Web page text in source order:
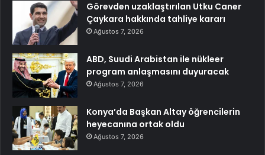
Görevden uzaklaştırılan Utku Caner
Çaykara hakkında tahliye kararı
Ağustos 7, 2026
ABD, Suudi Arabistan ile nükleer
program anlaşmasını duyuracak
Ağustos 7, 2026
Konya’da Başkan Altay öğrencilerin
heyecanına ortak oldu
Ağustos 7, 2026